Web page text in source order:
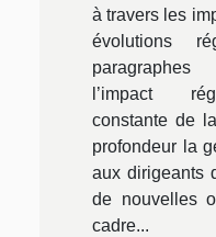
à travers les
évolutions
l’impact
constante de
profondeur la
aux dirigeants
de nouvelles
cadre...